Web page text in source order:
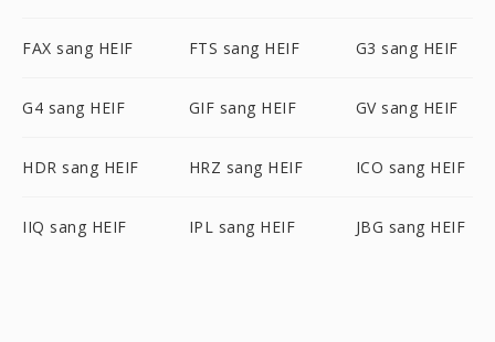
FAX sang HEIF FTS sang HEIF G3 sang HEIF
G4 sang HEIF GIF sang HEIF GV sang HEIF
HDR sang HEIF HRZ sang HEIF ICO sang HEIF
IIQ sang HEIF IPL sang HEIF JBG sang HEIF